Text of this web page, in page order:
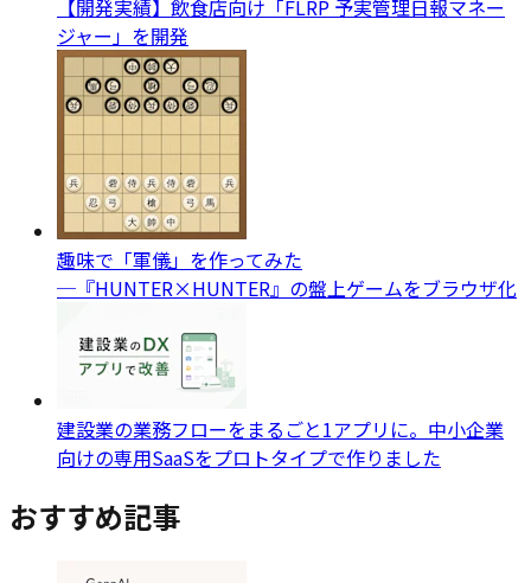
【開発実績】飲食店向け「FLRP 予実管理日報マネー
ジャー」を開発
趣味で「軍儀」を作ってみた
─『HUNTER×HUNTER』の盤上ゲームをブラウザ化
建設業の業務フローをまるごと1アプリに。中小企業
向けの専用SaaSをプロトタイプで作りました
おすすめ記事